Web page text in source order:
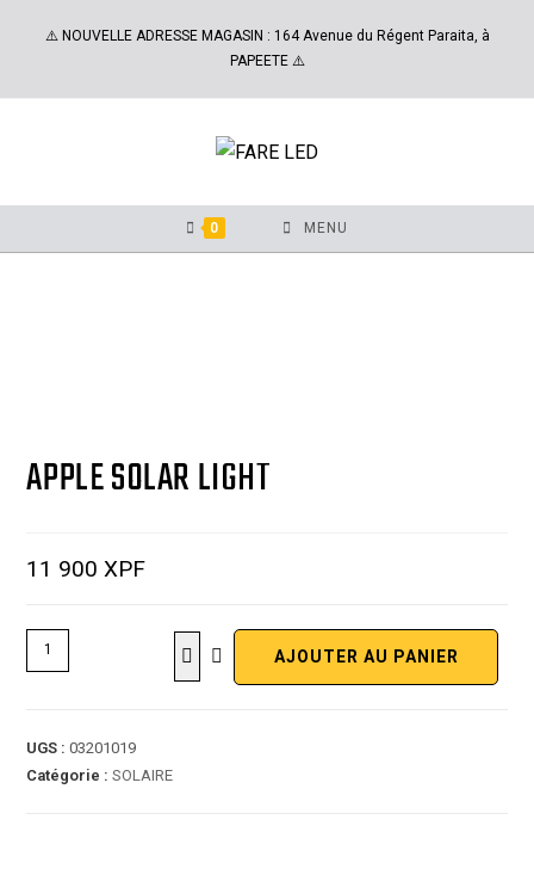
⚠️ NOUVELLE ADRESSE MAGASIN : 164 Avenue du Régent Paraita, à
PAPEETE ⚠️
0 MENU
APPLE SOLAR LIGHT
11 900XPF
AJOUTER AU PANIER
UGS :03201019
Catégorie :SOLAIRE